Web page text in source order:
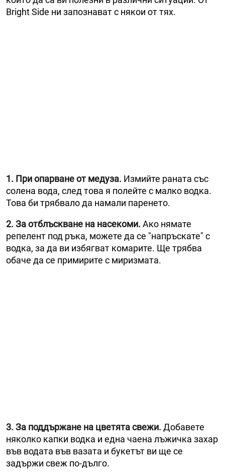
Bright Side ни запознават с някои от тях.
1. При опарване от медуза. Измийте раната със
солена вода, след това я полейте с малко водка.
Това би трябвало да намали паренето.
2. За отблъскване на насекоми. Ако нямате
репелент под ръка, можете да се "напръскате" с
водка, за да ви избягват комарите. Ще трябва
обаче да се примирите с миризмата.
3. За поддържане на цветята свежи. Добавете
няколко капки водка и една чаена лъжичка захар
във водата във вазата и букетът ви ще се
задържи свеж по-дълго.